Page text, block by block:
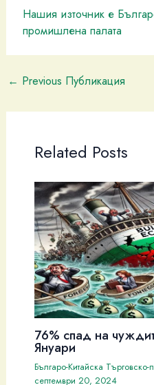
Нашия източник е
промишлена палaта
← Previous Публикация
Related Posts
76% спад на
Януари
Българо-Китайска
септември 20, 2024